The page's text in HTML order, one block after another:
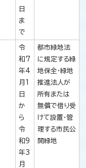
日
ま
で
令
和7
年4
月1
日
か
ら
令
和9
年3
月
都市緑地法
に規定する緑
地保全・緑地
推進法人が
所有または
無償で借り受
けて設置・管
理する市民公
開緑地